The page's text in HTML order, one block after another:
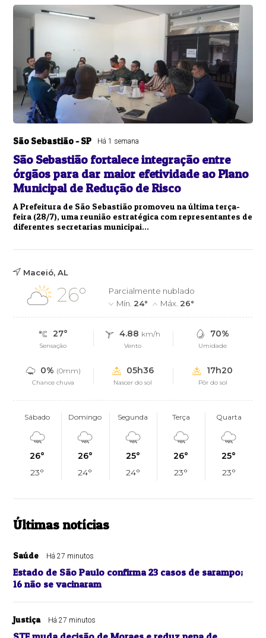
São Sebastião - SP Há 1 semana
São Sebastião fortalece integração entre
órgãos para dar maior efetividade ao Plano
Municipal de Redução de Risco
A Prefeitura de São Sebastião promoveu na última terça-
feira (28/7), uma reunião estratégica com representantes de
diferentes secretarias municipai...
Maceió, AL
26°
Parcialmente nublado
Mín. 24° Máx. 26°
27°
Sensação
4.88 km/h
Vento
70%
Umidade
0% (0mm)
Chance chuva
05h36
Nascer do sol
17h20
Pôr do sol
Sábado
26°
23°
Domingo
26°
24°
Segunda
25°
24°
Terça
26°
23°
Quarta
25°
23°
Últimas notícias
Saúde Há 27 minutos
Estado de São Paulo confirma 23 casos de sarampo;
16 não se vacinaram
Justiça Há 27 minutos